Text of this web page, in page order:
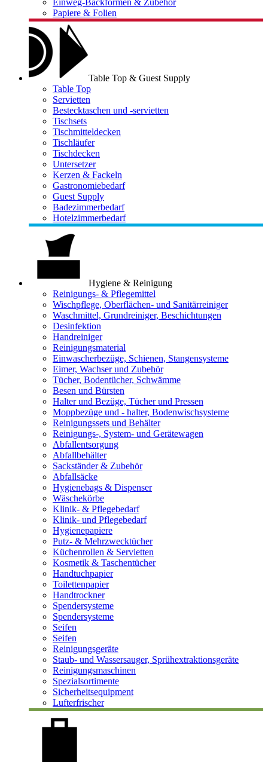
Einweg-Backformen & Zubehör
Papiere & Folien
Table Top & Guest Supply
Table Top
Servietten
Bestecktaschen und -servietten
Tischsets
Tischmitteldecken
Tischläufer
Tischdecken
Untersetzer
Kerzen & Fackeln
Gastronomiebedarf
Guest Supply
Badezimmerbedarf
Hotelzimmerbedarf
Hygiene & Reinigung
Reinigungs- & Pflegemittel
Wischpflege, Oberflächen- und Sanitärreiniger
Waschmittel, Grundreiniger, Beschichtungen
Desinfektion
Handreiniger
Reinigungsmaterial
Einwascherbezüge, Schienen, Stangensysteme
Eimer, Wachser und Zubehör
Tücher, Bodentücher, Schwämme
Besen und Bürsten
Halter und Bezüge, Tücher und Pressen
Moppbezüge und - halter, Bodenwischsysteme
Reinigungssets und Behälter
Reinigungs-, System- und Gerätewagen
Abfallentsorgung
Abfallbehälter
Sackständer & Zubehör
Abfallsäcke
Hygienebags & Dispenser
Wäschekörbe
Klinik- & Pflegebedarf
Klinik- und Pflegebedarf
Hygienepapiere
Putz- & Mehrzwecktücher
Küchenrollen & Servietten
Kosmetik & Taschentücher
Handtuchpapier
Toilettenpapier
Handtrockner
Spendersysteme
Spendersysteme
Seifen
Seifen
Reinigungsgeräte
Staub- und Wassersauger, Sprühextraktionsgeräte
Reinigungsmaschinen
Spezialsortimente
Sicherheitsequipment
Lufterfrischer